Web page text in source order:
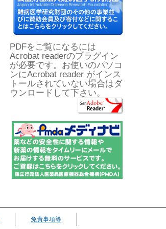
PDFをご覧になるには
Acrobat readerのプラグイン
が必要です。お使いのパソコ
ンにAcrobat reader がインス
トールされていない場合はダ
ウンロードして下さい。
免責事項等